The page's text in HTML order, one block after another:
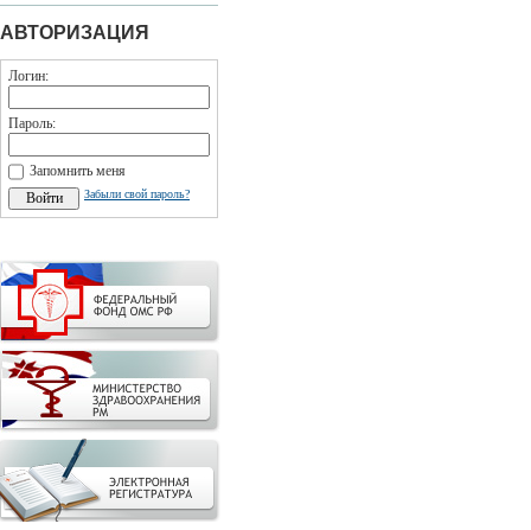
АВТОРИЗАЦИЯ
Логин:
Пароль:
Запомнить меня
Забыли свой пароль?